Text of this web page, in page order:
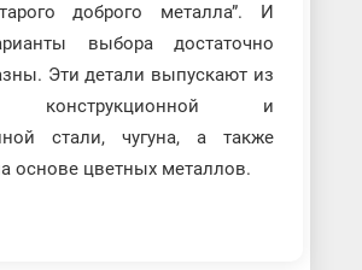
доброго металла”. И
выбора достаточно
Эти детали выпускают из
конструкционной и
стали, чугуна, а также
основе цветных металлов.